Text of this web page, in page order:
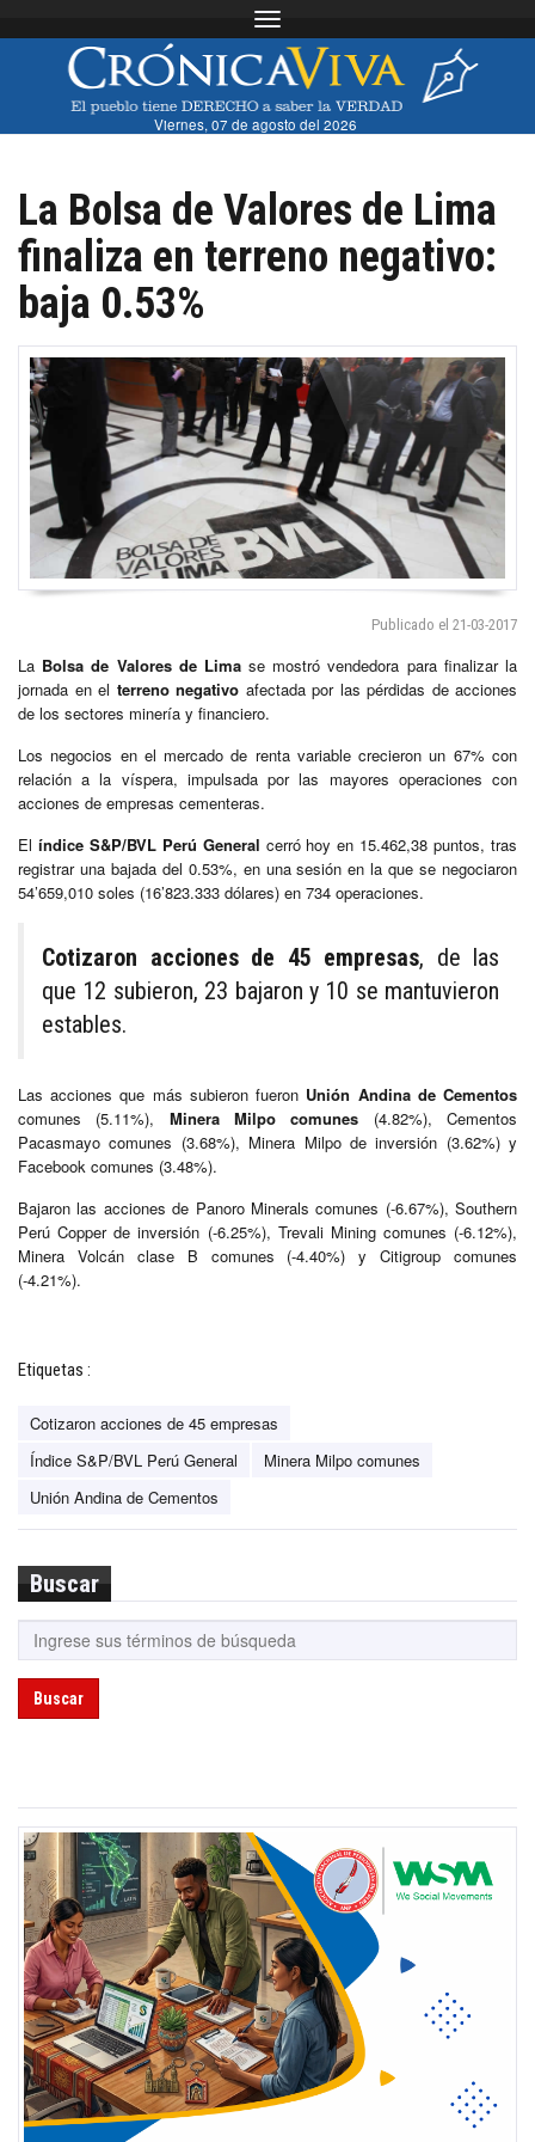
Toggle navigation
Viernes, 07 de agosto del 2026
La Bolsa de Valores de Lima
finaliza en terreno negativo:
baja 0.53%
Publicado el 21-03-2017
La Bolsa de Valores de Limase mostró vendedora para finalizar la
jornada en el terreno negativo afectada por las pérdidas de acciones
de los sectores minería y financiero.
Los negocios en el mercado de renta variable crecieron un 67% con
relación a la víspera, impulsada por las mayores operaciones con
acciones de empresas cementeras.
El índice S&P/BVL Perú General cerró hoy en 15.462,38 puntos, tras
registrar una bajada del 0.53%, en una sesión en la que se negociaron
54’659,010 soles (16’823.333 dólares) en 734 operaciones.
Cotizaron acciones de 45 empresas, de las
que 12 subieron, 23 bajaron y 10 se mantuvieron
estables.
Las acciones que más subieron fueron Unión Andina de Cementos
comunes (5.11%), Minera Milpo comunes (4.82%), Cementos
Pacasmayo comunes (3.68%), Minera Milpo de inversión (3.62%) y
Facebook comunes (3.48%).
Bajaron las acciones de Panoro Minerals comunes (-6.67%), Southern
Perú Copper de inversión (-6.25%), Trevali Mining comunes (-6.12%),
Minera Volcán clase B comunes (-4.40%) y Citigroup comunes
(-4.21%).
Etiquetas :
Cotizaron acciones de 45 empresas
Índice S&P/BVL Perú General
Minera Milpo comunes
Unión Andina de Cementos
Buscar
Buscar